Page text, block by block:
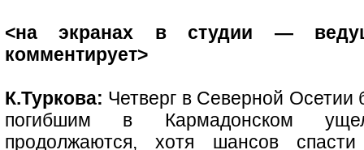
<на экранах в студии —
комментирует>
К.Туркова: Четверг в Северной
погибшим в Кармадонском
продолжаются, хотя шансов